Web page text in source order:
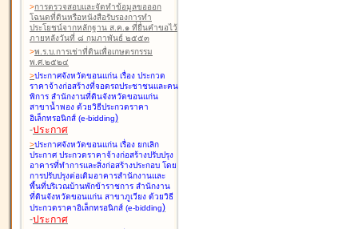
>การตรวจสอบและจัดทำข้อมูลขอออก
โฉนดที่ดินหรือหนังสือรับรองการทำ
ประโยชน์จากหลักฐาน ส.ค.๑ ที่ยื่นคำขอไว้
ภายหลังวันที่ ๘ กุมภาพันธ์ ๒๕๕๓
>พ.ร.บ.การเช่าที่ดินเพื่อเกษตรกรรม
พ.ศ.๒๕๒๔
>ประกาศจังหวัดขอนแก่น เรื่อง ประกวด
ราคาจ้างก่อสร้างที่จอดรถประชาชนและคน
พิการ สำนักงานที่ดินจังหวัดขอนแก่น
สาขาน้ำพอง ด้วยวิธีประกวดราคา
อิเล็กทรอนิกส์ (e-bidding)
-ประกาศ
>ประกาศจังหวัดขอนแก่น เรื่อง ยกเลิก
ประกาศ ประกวดราคาจ้างก่อสร้างปรับปรุง
อาคารที่ทำการและสิ่งก่อสร้างประกอบ โดย
การปรับปรุงต่อเติมอาคารสำนักงานและ
พื้นที่บริเวณบ้านพักข้าราชการ สำนักงาน
ที่ดินจังหวัดขอนแก่น สาขาภูเวียง ด้วยวิธี
ประกวดราคาอิเล็กทรอนิกส์ (e-bidding)
-ประกาศ